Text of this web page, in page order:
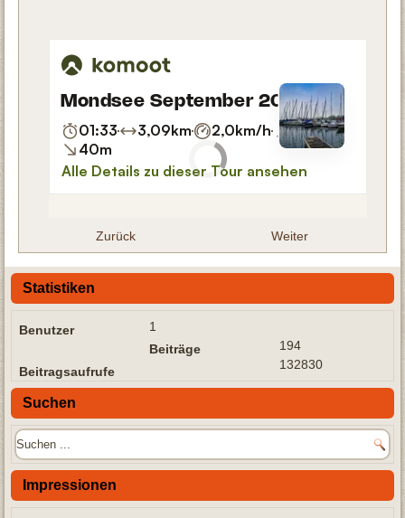
Zurück Weiter
Statistiken
Benutzer
1
Beiträge
194
Beitragsaufrufe
132830
Suchen
Impressionen